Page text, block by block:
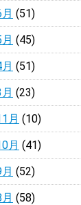
(51)
(45)
(51)
(23)
月 (10)
月 (41)
(52)
(58)